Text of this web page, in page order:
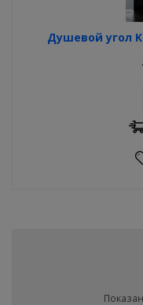
Душевой угол